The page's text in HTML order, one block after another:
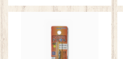
モルタル インパクトドライ
ビット クロスシンニング加
工 切れ味抜群 作業効率